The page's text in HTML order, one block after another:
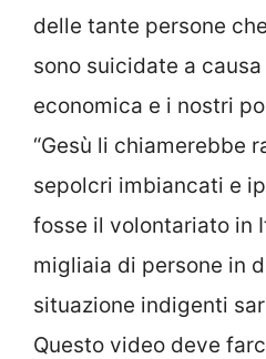
delle tante persone
sono suicidate a
economica e i nostri
“Gesù li chiamerebbe
sepolcri imbiancati e
fosse il volontariato in
migliaia di persone in
situazione indigenti
Questo video deve